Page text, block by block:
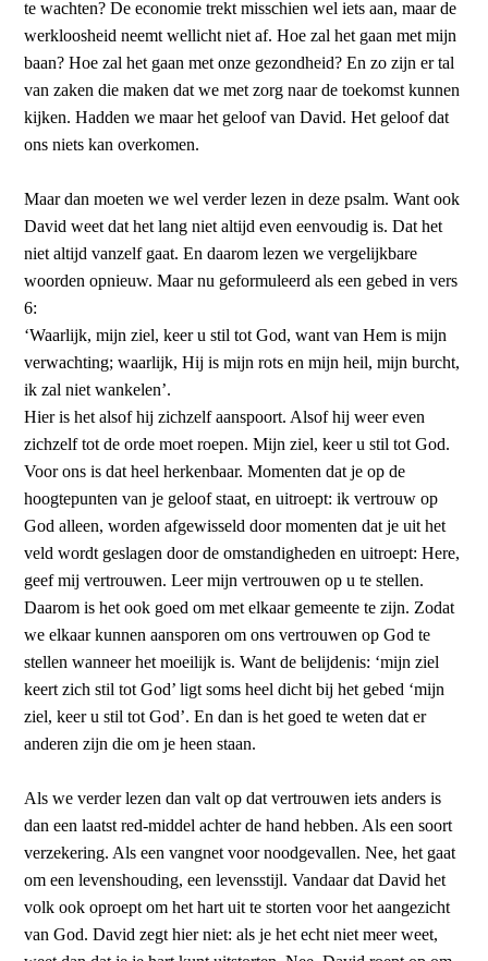
te wachten? De economie trekt misschien wel iets aan, maar de
werkloosheid neemt wellicht niet af. Hoe zal het gaan met mijn
baan? Hoe zal het gaan met onze gezondheid? En zo zijn er tal
van zaken die maken dat we met zorg naar de toekomst kunnen
kijken. Hadden we maar het geloof van David. Het geloof dat
ons niets kan overkomen.
Maar dan moeten we wel verder lezen in deze psalm. Want ook
David weet dat het lang niet altijd even eenvoudig is. Dat het
niet altijd vanzelf gaat. En daarom lezen we vergelijkbare
woorden opnieuw. Maar nu geformuleerd als een gebed in vers
6:
‘Waarlijk, mijn ziel, keer u stil tot God, want van Hem is mijn
verwachting; waarlijk, Hij is mijn rots en mijn heil, mijn burcht,
ik zal niet wankelen’.
Hier is het alsof hij zichzelf aanspoort. Alsof hij weer even
zichzelf tot de orde moet roepen. Mijn ziel, keer u stil tot God.
Voor ons is dat heel herkenbaar. Momenten dat je op de
hoogtepunten van je geloof staat, en uitroept: ik vertrouw op
God alleen, worden afgewisseld door momenten dat je uit het
veld wordt geslagen door de omstandigheden en uitroept: Here,
geef mij vertrouwen. Leer mijn vertrouwen op u te stellen.
Daarom is het ook goed om met elkaar gemeente te zijn. Zodat
we elkaar kunnen aansporen om ons vertrouwen op God te
stellen wanneer het moeilijk is. Want de belijdenis: ‘mijn ziel
keert zich stil tot God’ ligt soms heel dicht bij het gebed ‘mijn
ziel, keer u stil tot God’. En dan is het goed te weten dat er
anderen zijn die om je heen staan.
Als we verder lezen dan valt op dat vertrouwen iets anders is
dan een laatst red-middel achter de hand hebben. Als een soort
verzekering. Als een vangnet voor noodgevallen. Nee, het gaat
om een levenshouding, een levensstijl. Vandaar dat David het
volk ook oproept om het hart uit te storten voor het aangezicht
van God. David zegt hier niet: als je het echt niet meer weet,